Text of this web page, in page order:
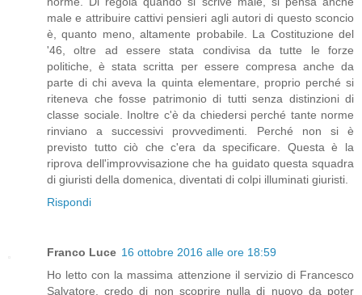
male e attribuire cattivi pensieri agli autori di questo sconcio
è, quanto meno, altamente probabile. La Costituzione del
'46, oltre ad essere stata condivisa da tutte le forze
politiche, è stata scritta per essere compresa anche da
parte di chi aveva la quinta elementare, proprio perché si
riteneva che fosse patrimonio di tutti senza distinzioni di
classe sociale. Inoltre c'è da chiedersi perché tante norme
rinviano a successivi provvedimenti. Perché non si è
previsto tutto ciò che c'era da specificare. Questa è la
riprova dell'improvvisazione che ha guidato questa squadra
di giuristi della domenica, diventati di colpi illuminati giuristi.
Rispondi
Franco Luce 16 ottobre 2016 alle ore 18:59
Ho letto con la massima attenzione il servizio di Francesco
Salvatore, credo di non scoprire nulla di nuovo da poter